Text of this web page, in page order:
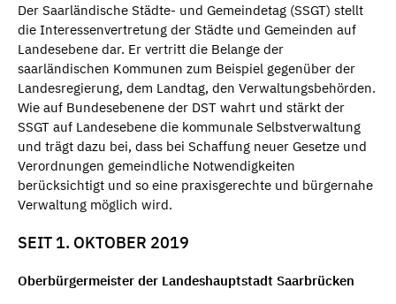
Der Saarländische Städte- und Gemeindetag (SSGT) stellt
die Interessenvertretung der Städte und Gemeinden auf
Landesebene dar. Er vertritt die Belange der
saarländischen Kommunen zum Beispiel gegenüber der
Landesregierung, dem Landtag, den Verwaltungsbehörden.
Wie auf Bundesebenene der DST wahrt und stärkt der
SSGT auf Landesebene die kommunale Selbstverwaltung
und trägt dazu bei, dass bei Schaffung neuer Gesetze und
Verordnungen gemeindliche Notwendigkeiten
berücksichtigt und so eine praxisgerechte und bürgernahe
Verwaltung möglich wird.
SEIT 1. OKTOBER 2019
Oberbürgermeister der Landeshauptstadt Saarbrücken